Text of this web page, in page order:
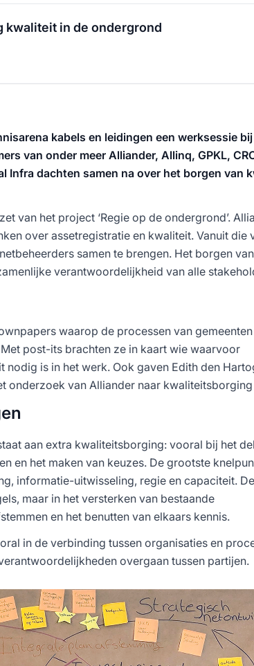
kwaliteit in de ondergrond
kabels en leidingen een werksessie
van onder meer Alliander, Allinq, GPKL,
Infra dachten samen na over het borgen van
van het project ‘Regie op de ondergrond’.
over assetregistratie en kwaliteit. Vanuit die
samen te brengen. Het borgen
verantwoordelijkheid van alle
waarop de processen van
post-its brachten ze in kaart wie waarvoor
is in het werk. Ook gaven Edith den
onderzoek van Alliander naar
aan extra kwaliteitsborging: vooral bij het
en het maken van keuzes. De grootste
informatie-uitwisseling, regie en capaciteit.
maar in het versterken van bestaande
en het benutten van elkaars kennis.
in de verbinding tussen organisaties en
overgaan tussen partijen.